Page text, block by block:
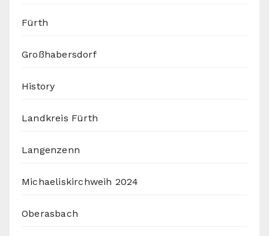
Fürth
Großhabersdorf
History
Landkreis Fürth
Langenzenn
Michaeliskirchweih 2024
Oberasbach